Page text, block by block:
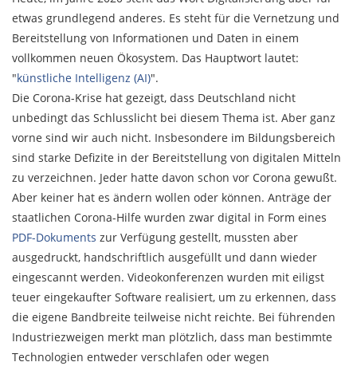
etwas grundlegend anderes. Es steht für die Vernetzung und
Bereitstellung von Informationen und Daten in einem
vollkommen neuen Ökosystem. Das Hauptwort lautet:
"künstliche Intelligenz (AI)".
Die Corona-Krise hat gezeigt, dass Deutschland nicht
unbedingt das Schlusslicht bei diesem Thema ist. Aber ganz
vorne sind wir auch nicht. Insbesondere im Bildungsbereich
sind starke Defizite in der Bereitstellung von digitalen Mitteln
zu verzeichnen. Jeder hatte davon schon vor Corona gewußt.
Aber keiner hat es ändern wollen oder können. Anträge der
staatlichen Corona-Hilfe wurden zwar digital in Form eines
PDF-Dokuments zur Verfügung gestellt, mussten aber
ausgedruckt, handschriftlich ausgefüllt und dann wieder
eingescannt werden. Videokonferenzen wurden mit eiligst
teuer eingekaufter Software realisiert, um zu erkennen, dass
die eigene Bandbreite teilweise nicht reichte. Bei führenden
Industriezweigen merkt man plötzlich, dass man bestimmte
Technologien entweder verschlafen oder wegen